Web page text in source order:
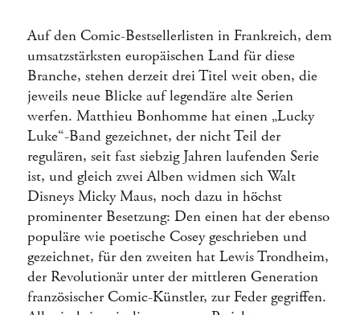
Auf den Comic-Bestsellerlisten in Frankreich, dem
umsatzstärksten europäischen Land für diese
Branche, stehen derzeit drei Titel weit oben, die
jeweils neue Blicke auf legendäre alte Serien
werfen. Matthieu Bonhomme hat einen „Lucky
Luke“-Band gezeichnet, der nicht Teil der
regulären, seit fast siebzig Jahren laufenden Serie
ist, und gleich zwei Alben widmen sich Walt
Disneys Micky Maus, noch dazu in höchst
prominenter Besetzung: Den einen hat der ebenso
populäre wie poetische Cosey geschrieben und
gezeichnet, für den zweiten hat Lewis Trondheim,
der Revolutionär unter der mittleren Generation
französischer Comic-Künstler, zur Feder gegriffen.